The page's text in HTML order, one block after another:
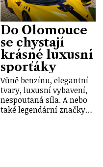
Do Olomouce
se chystají
krásné luxusní
sporťáky
Vůně benzínu, elegantní
tvary, luxusní vybavení,
nespoutaná síla. A nebo
také legendární značky…